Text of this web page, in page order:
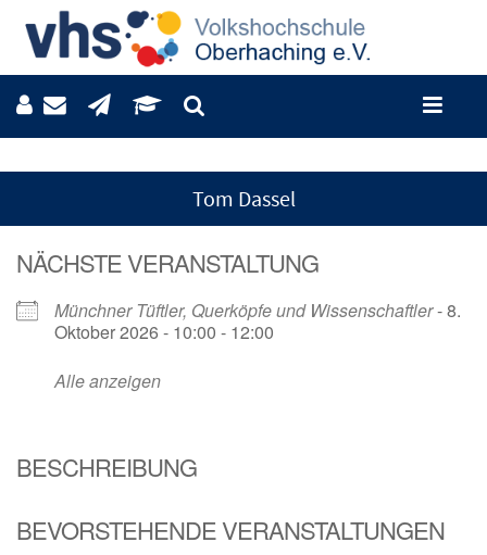
Tom Dassel
NÄCHSTE VERANSTALTUNG
Münchner Tüftler, Querköpfe und Wissenschaftler- 8.
Oktober 2026 - 10:00 - 12:00
Alle anzeigen
BESCHREIBUNG
BEVORSTEHENDE VERANSTALTUNGEN